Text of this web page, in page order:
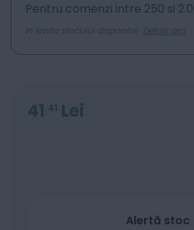
Pentru comenzi intre 250 si
In limita stocului disponibil. Detalii aici
41 41 Lei
Alertă stoc